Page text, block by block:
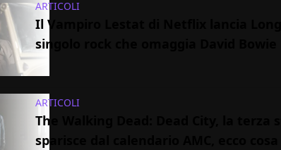
ARTICOLI
Il Vampiro Lestat di Netflix lancia Long
singolo rock che omaggia David Bowie
ARTICOLI
The Walking Dead: Dead City, la terza
sparisce dal calendario AMC, ecco cosa